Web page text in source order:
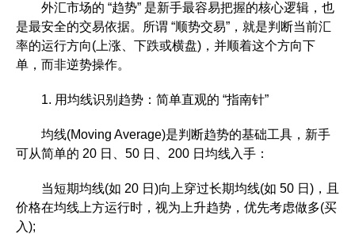
外汇市场的 “趋势” 是新手最容易把握的核心逻辑，也
是最安全的交易依据。所谓 “顺势交易”，就是判断当前汇
率的运行方向(上涨、下跌或横盘)，并顺着这个方向下
单，而非逆势操作。
1. 用均线识别趋势：简单直观的 “指南针”
均线(Moving Average)是判断趋势的基础工具，新手
可从简单的 20 日、50 日、200 日均线入手：
当短期均线(如 20 日)向上穿过长期均线(如 50 日)，且
价格在均线上方运行时，视为上升趋势，优先考虑做多(买
入);